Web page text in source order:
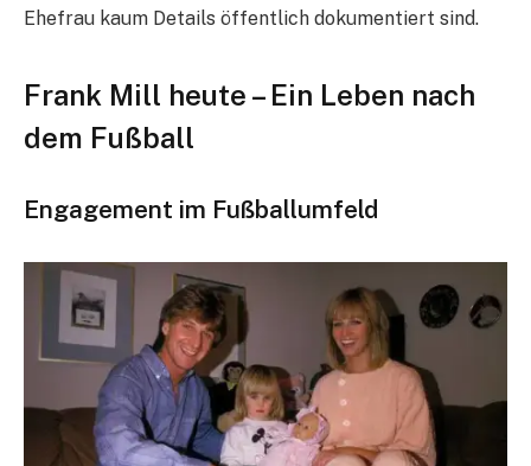
Ehefrau kaum Details öffentlich dokumentiert sind.
Frank Mill heute – Ein Leben nach
dem Fußball
Engagement im Fußballumfeld